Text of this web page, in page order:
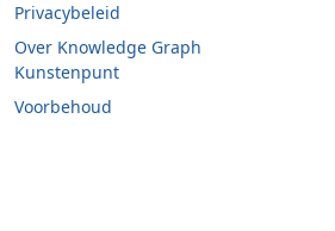
Privacybeleid
Over Knowledge Graph
Kunstenpunt
Voorbehoud